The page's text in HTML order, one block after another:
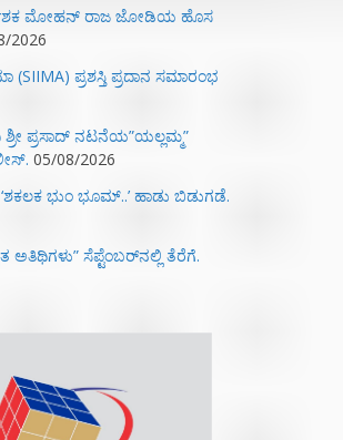
ಮೋಹನ್ ರಾಜ ಜೋಡಿಯ ಹೊಸ
2026
(SIIMA) ಪ್ರಶಸ್ತಿ ಪ್ರದಾನ ಸಮಾರಂಭ
ಪ್ರಸಾದ್ ನಟನೆಯ”ಯಲ್ಲಮ್ಮ”
05/08/2026
‘ಶಕಲಕ ಭುಂ‌ ಭೂಮ್..’ ಹಾಡು ಬಿಡುಗಡೆ.
ಅತಿಥಿಗಳು” ಸೆಪ್ಟೆಂಬರ್‌ನಲ್ಲಿ ತೆರೆಗೆ.